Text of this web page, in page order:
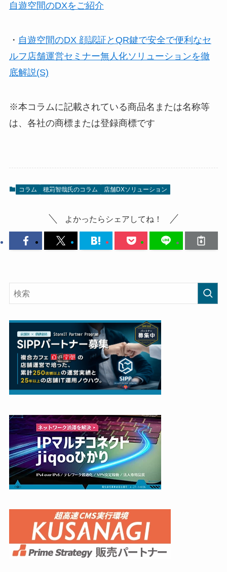
自遊空間のDXをご紹介
・ 自遊空間のDX 顔認証とQR鍵で安全で便利なセ
ルフ店舗運営セミナー無人化ソリューションを徹
底解説(S)
※本コラムに記載されている商品名または名称等
は、各社の商標または登録商標です
コラム 穂苅智哉氏のコラム 店舗DXソリューション
よかったらシェアしてね！